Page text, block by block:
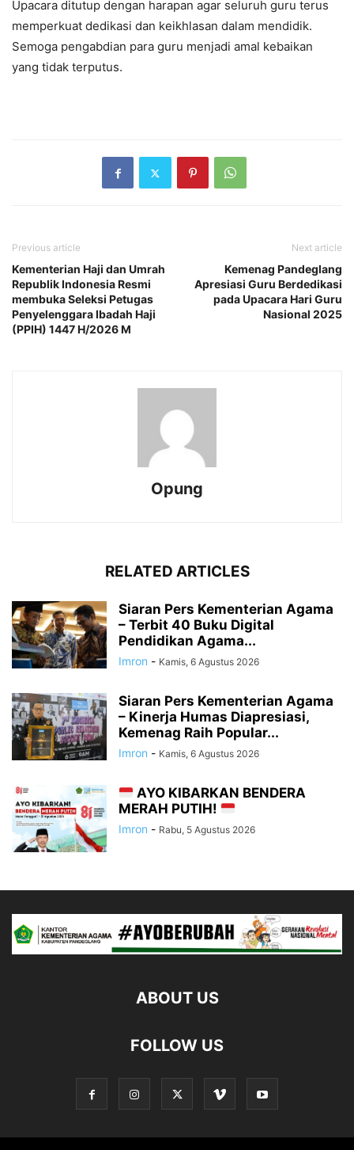
Upacara ditutup dengan harapan agar seluruh guru terus
memperkuat dedikasi dan keikhlasan dalam mendidik.
Semoga pengabdian para guru menjadi amal kebaikan
yang tidak terputus.
Previous article
Kementerian Haji dan Umrah
Republik Indonesia Resmi
membuka Seleksi Petugas
Penyelenggara Ibadah Haji
(PPIH) 1447 H/2026 M
Next article
Kemenag Pandeglang
Apresiasi Guru Berdedikasi
pada Upacara Hari Guru
Nasional 2025
Opung
RELATED ARTICLES
Siaran Pers Kementerian Agama
– Terbit 40 Buku Digital
Pendidikan Agama...
Imron - Kamis, 6 Agustus 2026
Siaran Pers Kementerian Agama
– Kinerja Humas Diapresiasi,
Kemenag Raih Popular...
Imron - Kamis, 6 Agustus 2026
AYO KIBARKAN BENDERA
MERAH PUTIH!
Imron - Rabu, 5 Agustus 2026
ABOUT US
FOLLOW US